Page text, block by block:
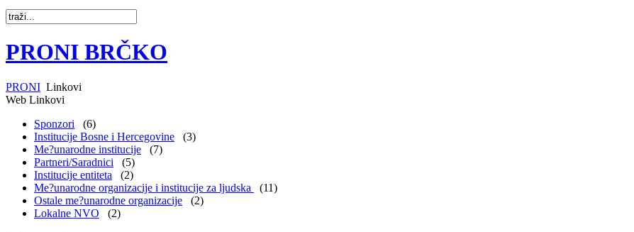
PRONI BRČKO
PRONI Linkovi
Web Linkovi
Sponzori
(6)
Institucije Bosne i Hercegovine
(3)
Me?unarodne institucije
(7)
Partneri/Saradnici
(5)
Institucije entiteta
(2)
Me?unarodne organizacije i institucije za ljudska
(11)
Ostale me?unarodne organizacije
(2)
Lokalne NVO
(2)